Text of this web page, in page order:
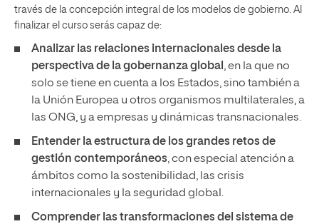
través de la concepción integral de los modelos de gobierno. Al
finalizar el curso serás capaz de:
Analizar las relaciones internacionales desde la
perspectiva de la gobernanza global , en la que no
solo se tiene en cuenta a los Estados, sino también a
la Unión Europea u otros organismos multilaterales, a
las ONG, y a empresas y dinámicas transnacionales.
Entender la estructura de los grandes retos de
gestión contemporáneos, con especial atención a
ámbitos como la sostenibilidad, las crisis
internacionales y la seguridad global.
Comprender las transformaciones del sistema de